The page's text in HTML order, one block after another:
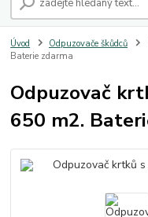
Úvod Odpuzovače škůdců
Baterie zdarma
Odpuzovač
650 m2.